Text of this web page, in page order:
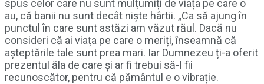
spus celor care nu sunt mulțumiți de viața pe care o
au, că banii nu sunt decât niște hârtii. „Ca să ajung în
punctul în care sunt astăzi am văzut răul. Dacă nu
consideri că ai viața pe care o meriți, înseamnă că
așteptările tale sunt prea mari. Iar Dumnezeu ți-a oferit
prezentul ăla de care și ar fi trebui să-I fii
recunoscător, pentru că pământul e o vibrație.